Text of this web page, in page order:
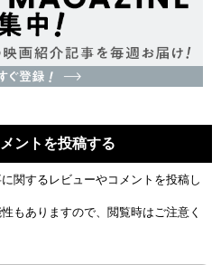
ントを投稿する
関するレビューやコメントを投稿し
もありますので、閲覧時はご注意く